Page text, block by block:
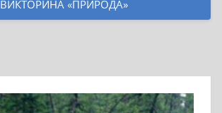
ВИКТОРИНА «ПРИРОДА»